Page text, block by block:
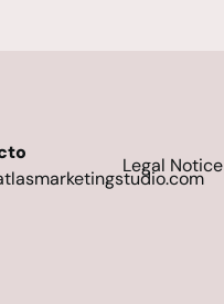
Legal Notice